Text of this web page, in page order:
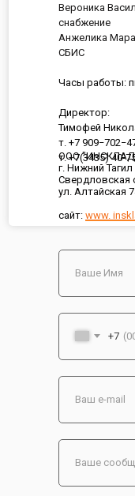
ООО
г. Нижний Тагил
Свердловская
ул. Алтайская
сайт: www.
Вероника
снабжение
Анжелика
СБИС
Часы работы:
Директор:
Тимофей
т. +7
т. +7(3435) 40-
+7